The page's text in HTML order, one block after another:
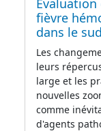
fièvre
dans le
Les
leurs
large et les
nouvelles
comme
d'agents